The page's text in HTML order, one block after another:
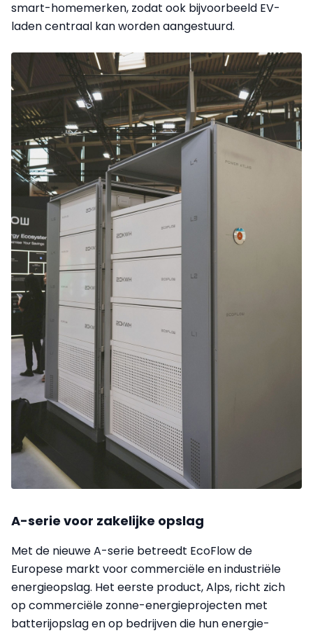
smart-homemerken, zodat ook bijvoorbeeld EV-
laden centraal kan worden aangestuurd.
A-serie voor zakelijke opslag
Met de nieuwe A-serie betreedt EcoFlow de
Europese markt voor commerciële en industriële
energieopslag. Het eerste product, Alps, richt zich
op commerciële zonne-energieprojecten met
batterijopslag en op bedrijven die hun energie-